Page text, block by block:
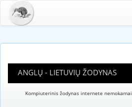
ANGLŲ - LIETUVIŲ ŽODYNAS
Kompiuterinis žodynas internete nemokamai